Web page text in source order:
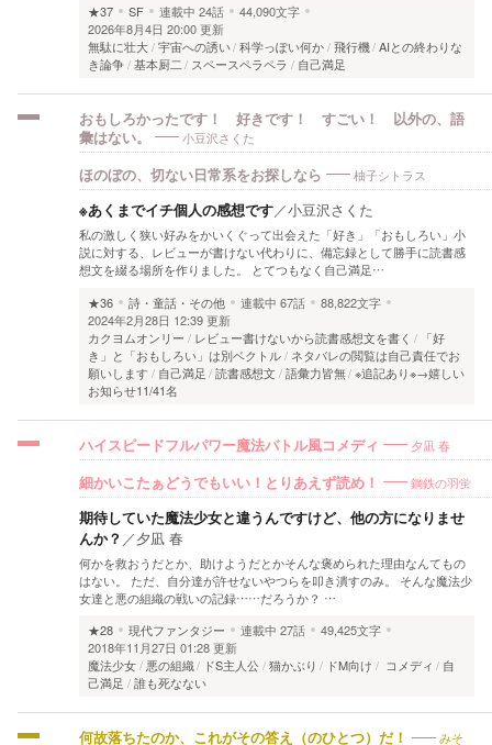
★37
SF 連載中 24話
44,090文字
2026年8月4日 20:00 更新
無駄に壮大 宇宙への誘い 科学っぽい何か 飛行機 AIとの終わりな
き論争 基本厨二 スペースペラペラ 自己満足
おもしろかったです！ 好きです！ すごい！ 以外の、語
彙はない。
小豆沢さくた
ほのぼの、切ない日常系をお探しなら 柚子シトラス
※あくまでイチ個人の感想です／小豆沢さくた
私の激しく狭い好みをかいくぐって出会えた「好き」「おもしろい」小
説に対する、レビューが書けない代わりに、備忘録として勝手に読書感
想文を綴る場所を作りました。 とてつもなく自己満足…
★36
詩・童話・その他 連載中 67話
88,822文字
2024年2月28日 12:39 更新
カクヨムオンリー
レビュー書けないから読書感想文を書く
「好
き」と「おもしろい」は別ベクトル
ネタバレの閲覧は自己責任でお
願いします
自己満足 読書感想文 語彙力皆無 ※追記あり※→嬉しい
お知らせ11/41名
ハイスピードフルパワー魔法バトル風コメディ 夕凪 春
細かいこたぁどうでもいい！とりあえず読め！ 鋼鉄の羽蛍
期待していた魔法少女と違うんですけど、他の方になりませ
んか？ ／夕凪 春
何かを救おうだとか、助けようだとかそんな褒められた理由なんてもの
はない。 ただ、自分達が許せないやつらを叩き潰すのみ。 そんな魔法少
女達と悪の組織の戦いの記録……だろうか？ …
★28
現代ファンタジー 連載中 27話
49,425文字
2018年11月27日 01:28 更新
魔法少女 悪の組織 ドS主人公 猫かぶり ドM向け コメディ
自
己満足
誰も死なない
何故落ちたのか、これがその答え（のひとつ）だ！ みそ